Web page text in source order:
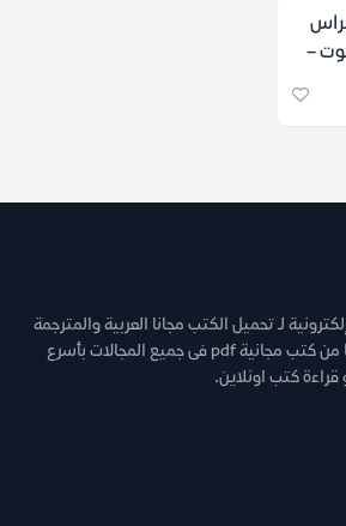
–
لـ تحميل الكتب مجانا العربية والمترجمة
والروايات والقصص وغيرها من كتب مجانية pdf فى جميع المجالات بأسرع
كتب اونلاين.